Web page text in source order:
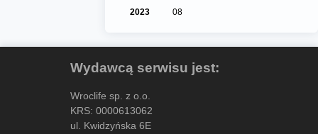
2023
08
Wydawcą serwisu jest:
Wroclife sp. z o.o.
KRS: 0000613062
ul. Kwidzyńska 6E